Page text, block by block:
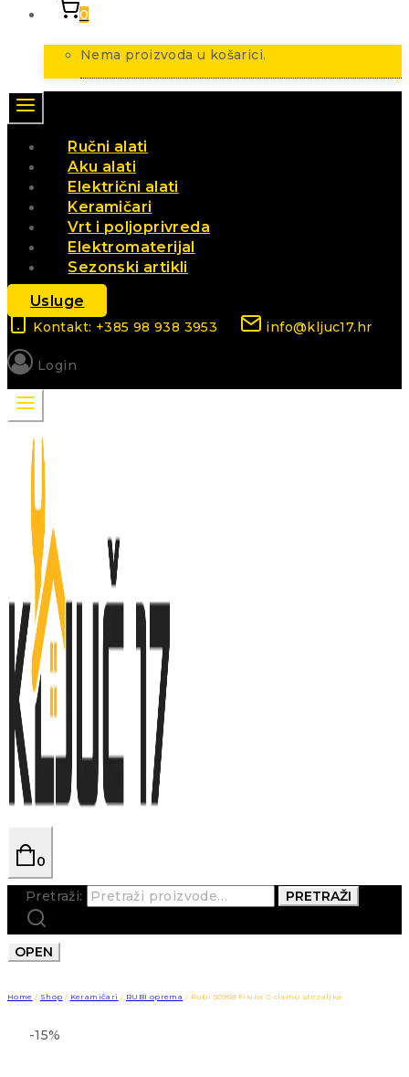
0
Nema proizvoda u košarici.
Ručni alati
Aku alati
Električni alati
Keramičari
Vrt i poljoprivreda
Elektromaterijal
Sezonski artikli
Usluge
Kontakt: +385 98 938 3953 info@kljuc17.hr
Login
0
Pretraži: PRETRAŽI
OPEN
Home / Shop / Keramičari / RUBI oprema / Rubi 50958 Fixinx C-clamp stezaljka
-15%